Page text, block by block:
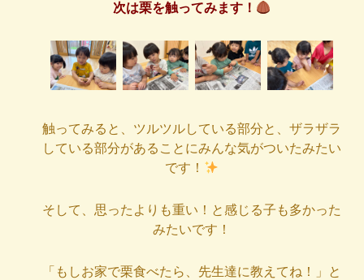
次は栗を触ってみます！
触ってみると、ツルツルしている部分と、ザラザラ
している部分があることにみんな気がついたみたい
です！
そして、思ったよりも重い！と感じる子も多かった
みたいです！
「もしお家で栗食べたら、先生達に教えてね！」と